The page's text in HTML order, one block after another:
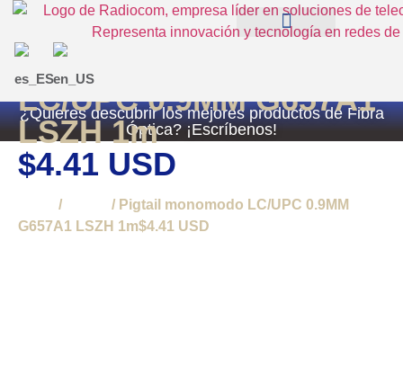
¿Quieres descubrir los mejores productos de Fibra
Óptica? ¡Escríbenos!
Pigtail monomodo
LC/UPC 0.9MM G657A1
LSZH 1m
$4.41 USD
/
/ Pigtail monomodo LC/UPC 0.9MM
G657A1 LSZH 1m$4.41 USD